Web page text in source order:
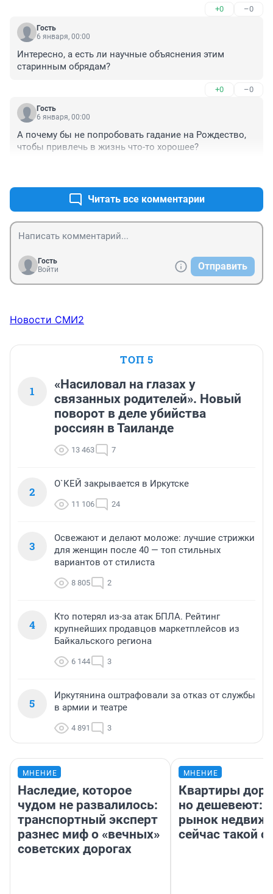
+0 –0
Гость
6 января, 00:00
Интересно, а есть ли научные объяснения этим
старинным обрядам?
+0 –0
Гость
6 января, 00:00
А почему бы не попробовать гадание на Рождество,
чтобы привлечь в жизнь что-то хорошее?
Читать все комментарии
Гость
Войти
Отправить
Новости СМИ2
ТОП 5
1
«Насиловал на глазах у
связанных родителей». Новый
поворот в деле убийства
россиян в Таиланде
13 463 7
2
О`КЕЙ закрывается в Иркутске
11 106 24
3
Освежают и делают моложе: лучшие стрижки
для женщин после 40 — топ стильных
вариантов от стилиста
8 805 2
4
Кто потерял из-за атак БПЛА. Рейтинг
крупнейших продавцов маркетплейсов из
Байкальского региона
6 144 3
5
Иркутянина оштрафовали за отказ от службы
в армии и театре
4 891 3
МНЕНИЕ
Наследие, которое
чудом не развалилось:
транспортный эксперт
разнес миф о «вечных»
советских дорогах
МНЕНИЕ
Квартиры
но дешевеют:
рынок
сейчас такой